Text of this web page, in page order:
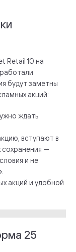
Retail 10 на
будут заметны
акций:
ждать
вступают в
сохранения —
и не
акций и удобной
25